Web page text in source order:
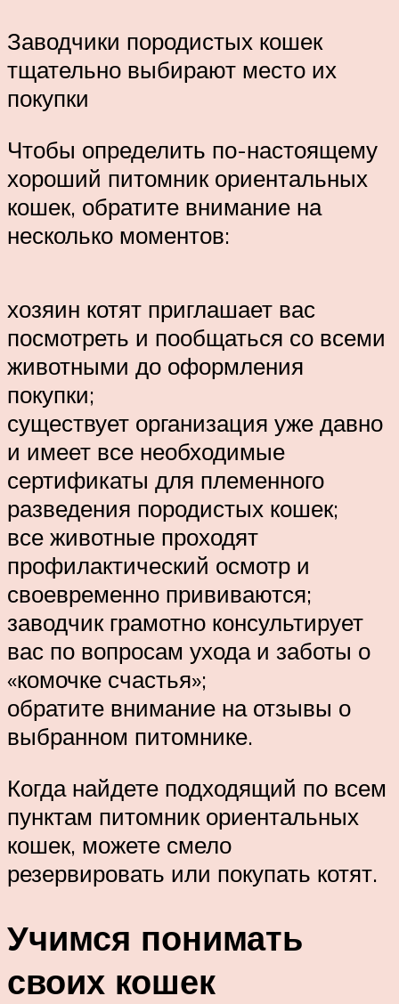
Заводчики породистых кошек
тщательно выбирают место их
покупки
Чтобы определить по-настоящему
хороший питомник ориентальных
кошек, обратите внимание на
несколько моментов:
хозяин котят приглашает вас
посмотреть и пообщаться со всеми
животными до оформления
покупки;
существует организация уже давно
и имеет все необходимые
сертификаты для племенного
разведения породистых кошек;
все животные проходят
профилактический осмотр и
своевременно прививаются;
заводчик грамотно консультирует
вас по вопросам ухода и заботы о
«комочке счастья»;
обратите внимание на отзывы о
выбранном питомнике.
Когда найдете подходящий по всем
пунктам питомник ориентальных
кошек, можете смело
резервировать или покупать котят.
Учимся понимать
своих кошек